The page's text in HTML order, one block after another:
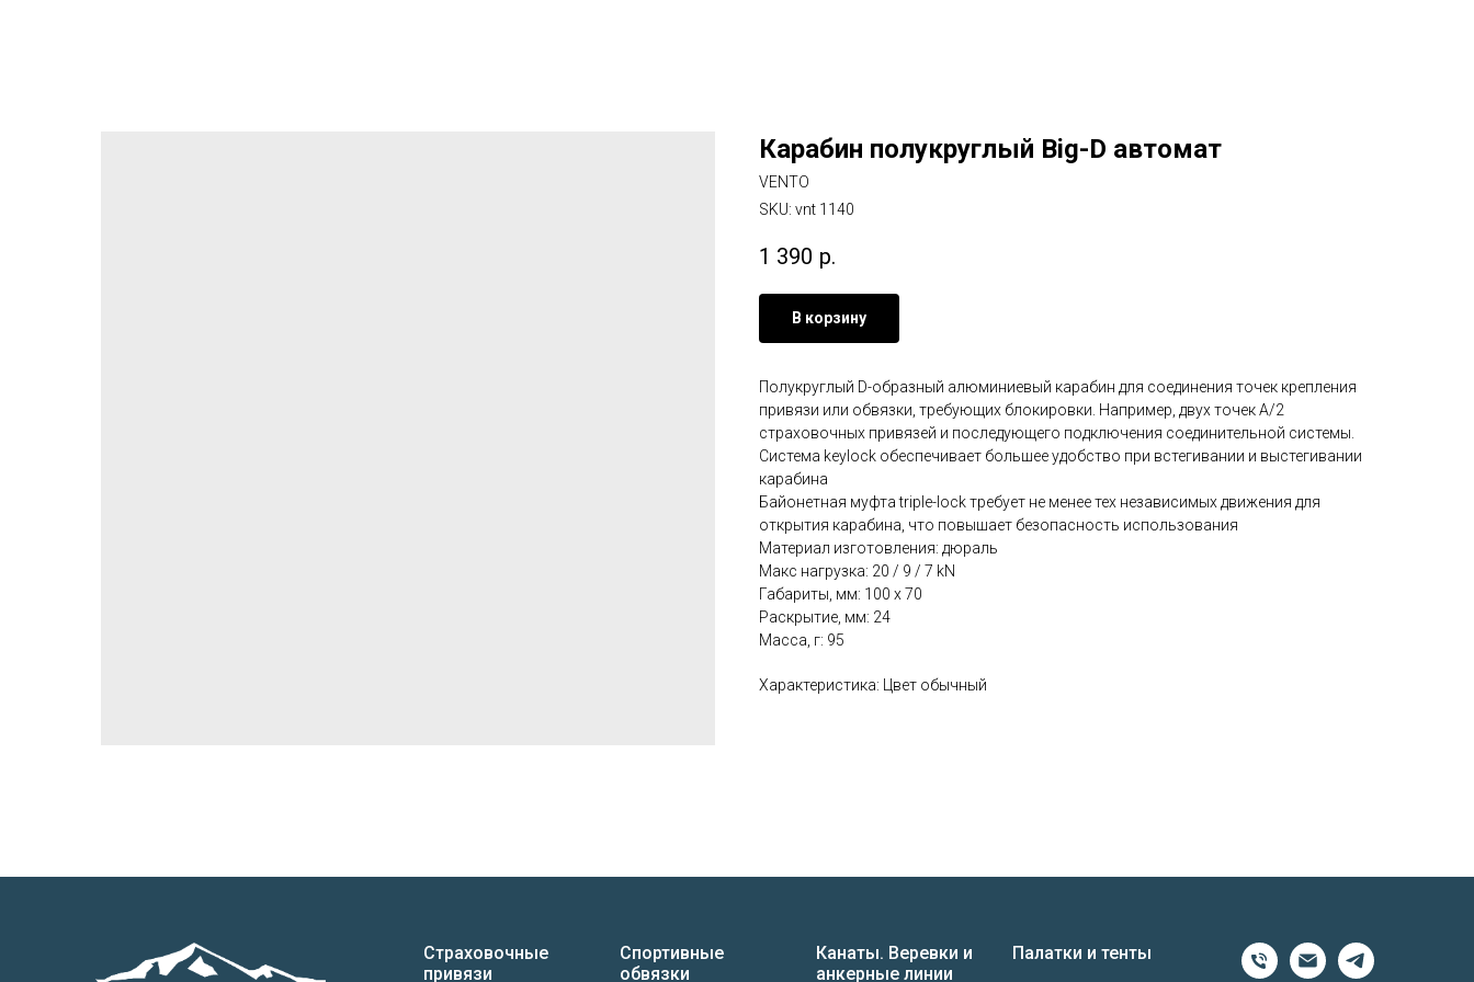
Карабин полукруглый Big-D автомат
VENTO
SKU: vnt 1140
1 390 р.
В корзину
Полукруглый D-образный алюминиевый карабин для соединения точек крепления
привязи или обвязки, требующих блокировки. Например, двух точек А/2
страховочных привязей и последующего подключения соединительной системы.
Система keylock обеспечивает большее удобство при встегивании и выстегивании
карабина
Байонетная муфта triple-lock требует не менее тех независимых движения для
открытия карабина, что повышает безопасность использования
Материал изготовления: дюраль
Макс нагрузка: 20 / 9 / 7 kN
Габариты, мм: 100 x 70
Раскрытие, мм: 24
Масса, г: 95
Характеристика: Цвет обычный
Страховочные
привязи
Спортивные
обвязки
Канаты. Веревки и
анкерные линии
Палатки и тенты